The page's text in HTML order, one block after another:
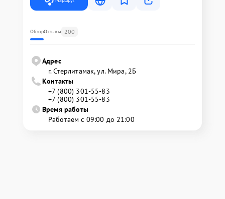
ОбзорОтзывы 200
Адрес
г. Стерлитамак, ул. Мира, 2Б
Контакты
+7 (800) 301-55-83
+7 (800) 301-55-83
Время работы
Работаем с 09:00 до 21:00